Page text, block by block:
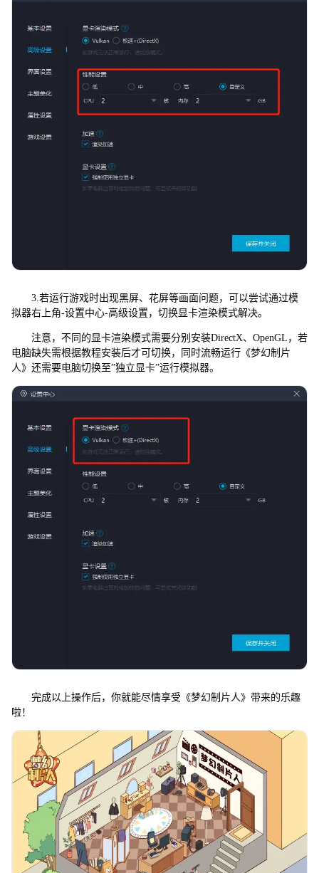
3.若运行游戏时出现黑屏、花屏等画面问题，可以尝试通过模
拟器右上角-设置中心-高级设置，切换显卡渲染模式解决。
注意，不同的显卡渲染模式需要分别安装DirectX、OpenGL，若
电脑缺失需根据教程安装后才可切换，同时流畅运行《梦幻制片
人》还需要电脑切换至”独立显卡”运行模拟器。
完成以上操作后，你就能尽情享受《梦幻制片人》带来的乐趣
啦！